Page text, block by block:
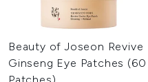
Beauty of Joseon Revive
Ginseng Eye Patches (60